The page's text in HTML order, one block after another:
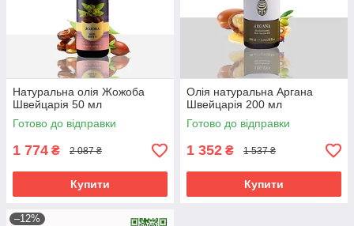
Натуральна олія Жожоба
Швейцарія 50 мл
Готово до відправки
1 774 ₴ 2 087 ₴
Купити
Олія натуральна Аргана
Швейцарія 200 мл
Готово до відправки
1 352 ₴ 1 537 ₴
Купити
–12%